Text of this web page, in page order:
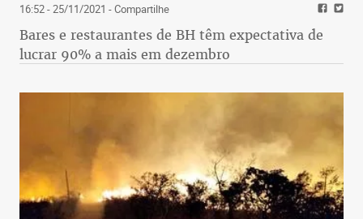
16:52 - 25/11/2021 - Compartilhe
Bares e restaurantes de BH têm expectativa de
lucrar 90% a mais em dezembro